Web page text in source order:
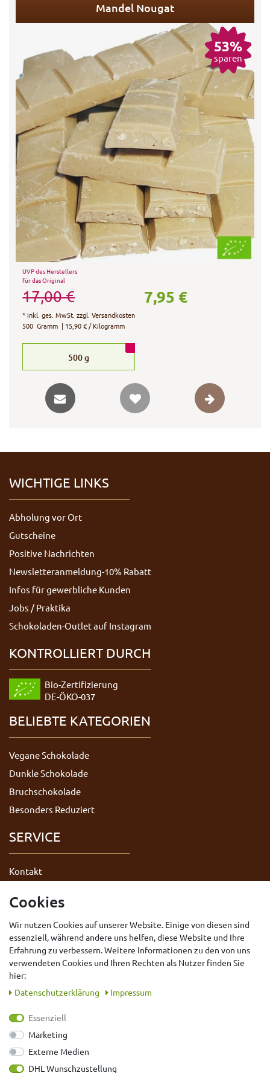
Mandel Nougat
53%
sparen
UVP des Herstellers
für das Original
17,00 € 7,95 €
*inkl. ges. MwSt. zzgl.Versandkosten
500 Gramm | 15,90 € / Kilogramm
500g
WICHTIGE LINKS
Abholung vor Ort
Gutscheine
Positive Nachrichten
Newsletteranmeldung-10% Rabatt
Infos für gewerbliche Kunden
Jobs / Praktika
Schokoladen-Outlet auf Instagram
KONTROLLIERT DURCH
Bio-Zertifizierung
DE-ÖKO-037
BELIEBTE KATEGORIEN
Vegane Schokolade
Dunkle Schokolade
Bruchschokolade
Besonders Reduziert
SERVICE
Kontakt
AGB
Impressum
Widerrufsrecht
Vertrag widerrufen
Cookies
Wir nutzen Cookies auf unserer Website. Einige von diesen sind
essenziell, während andere uns helfen, diese Website und Ihre
Erfahrung zu verbessern. Weitere Informationen zu den von uns
verwendeten Cookies und Ihren Rechten als Nutzer finden Sie
hier:
Daten­schutz­erklärung
Impressum
Essenziell
Marketing
Externe Medien
DHL Wunschzustellung